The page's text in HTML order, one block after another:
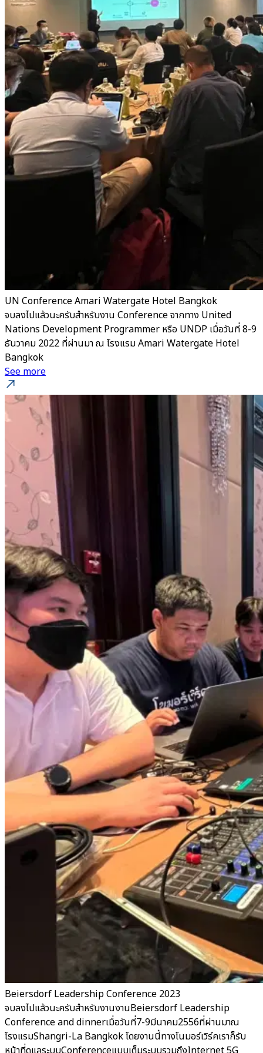
UN Conference Amari Watergate Hotel Bangkok
จบลงไปแล้วนะครับสำหรับงาน Conference จากทาง United
Nations Development Programmer หรือ UNDP เมื่อวันที่ 8-9
ธันวาคม 2022 ที่ผ่านมา ณ โรงแรม Amari Watergate Hotel
Bangkok
See more
Beiersdorf Leadership Conference 2023
จบลงไปแล้วนะครับสำหรับงานงานBeiersdorf Leadership
Conference and dinnerเมื่อวันที่7-9มีนาคม2556ที่ผ่านมาณ
โรงแรมShangri-La Bangkok โดยงานนี้ทางโนมอร์เวิร์คเราก็รับ